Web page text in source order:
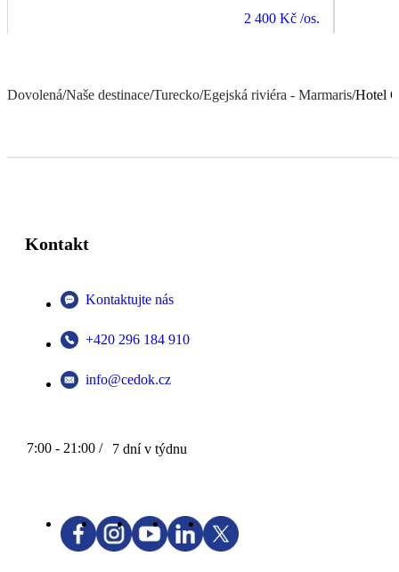
2 400 Kč /os.
Dovolená/Naše destinace/Turecko/Egejská riviéra - Marmaris/Hotel
Kontakt
Kontaktujte nás
+420 296 184 910
info@cedok.cz
7:00 - 21:00 / 7 dní v týdnu